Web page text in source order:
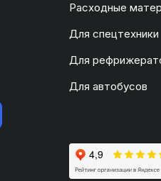
Расходные
Для спецтехники
Для
Для автобусов